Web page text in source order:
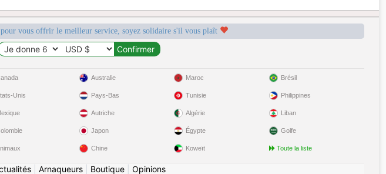
vous offrir le meilleur service, soyez solidaire s'il vous plaît
Unis
Australie
Pays-Bas
Autriche
Japon
Chine
Maroc
Tunisie
Algérie
Égypte
Koweït
Brésil
Philippines
Liban
Golfe
Toute la liste
| Arnaqueurs| Boutique| Opinions